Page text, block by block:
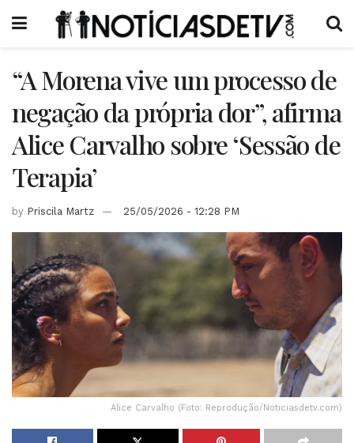
“A Morena vive um processo de
negação da própria dor”, afirma
Alice Carvalho sobre ‘Sessão de
Terapia’
by Priscila Martz 25/05/2026 - 12:28 PM
Alice Carvalho (Foto: Reprodução/Noticiasdetv.com)